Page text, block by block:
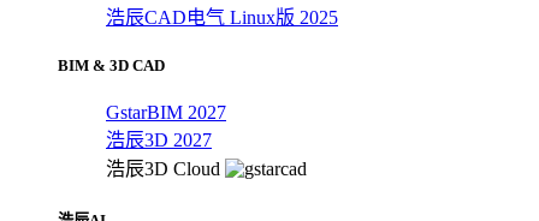
浩辰CAD电气 Linux版 2025
BIM & 3D CAD
GstarBIM 2027
浩辰3D 2027
浩辰3D Cloud